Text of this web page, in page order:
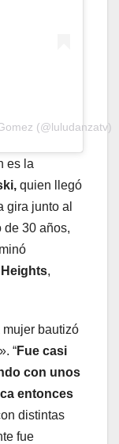
(@luludanzatv)
es la
quien llegó
gira junto al
de 30 años,
,
bautizó
“Fue casi
con unos
entonces
distintas
fue